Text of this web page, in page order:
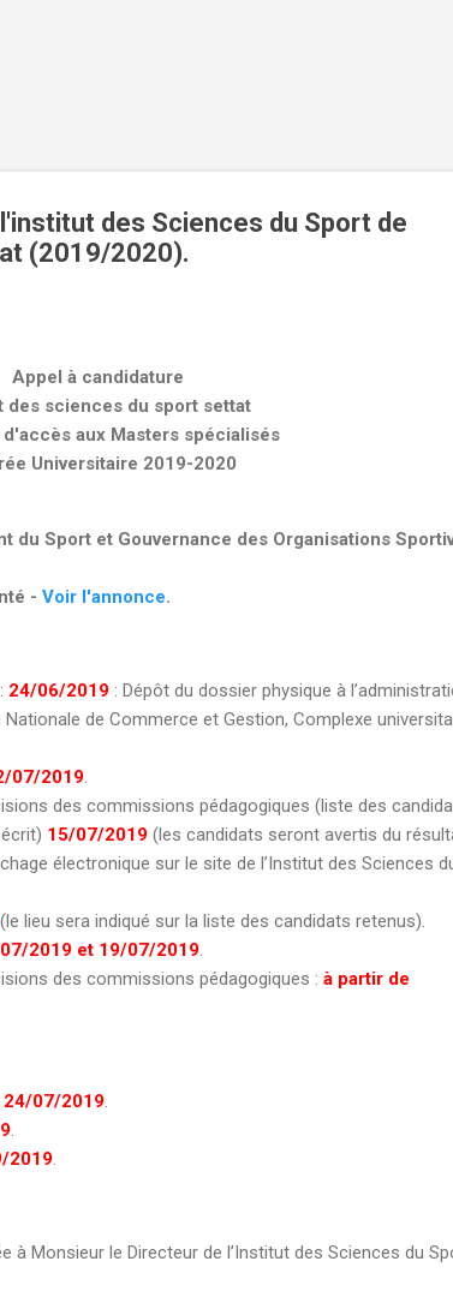
des Sciences du Sport de
(2019/2020).
Appel à candidature
des sciences du sport settat
aux Masters spécialisés
Universitaire 2019-2020
du Sport et Gouvernance des Organisations
- Voir l'annonce.
24/06/2019 : Dépôt du dossier physique à
de Commerce et Gestion, Complexe
07/2019
des commissions pédagogiques (liste des
15/07/2019 (les candidats seront avertis du
électronique sur le site de l’Institut des Sciences
(le lieu sera indiqué sur la liste des candidats retenus).
2019 et 19/07/2019
des commissions pédagogiques : à partir de
07/2019
2019
à Monsieur le Directeur de l’Institut des Sciences du